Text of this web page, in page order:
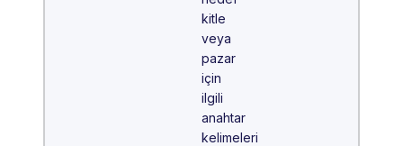
kitle
veya
pazar
için
ilgili
anahtar
kelimeleri